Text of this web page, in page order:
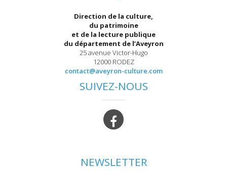
Direction de la culture,
du patrimoine
et de la lecture publique
du département de l’Aveyron
25 avenue Victor-Hugo
12000 RODEZ
contact@aveyron-culture.com
SUIVEZ-NOUS
NEWSLETTER